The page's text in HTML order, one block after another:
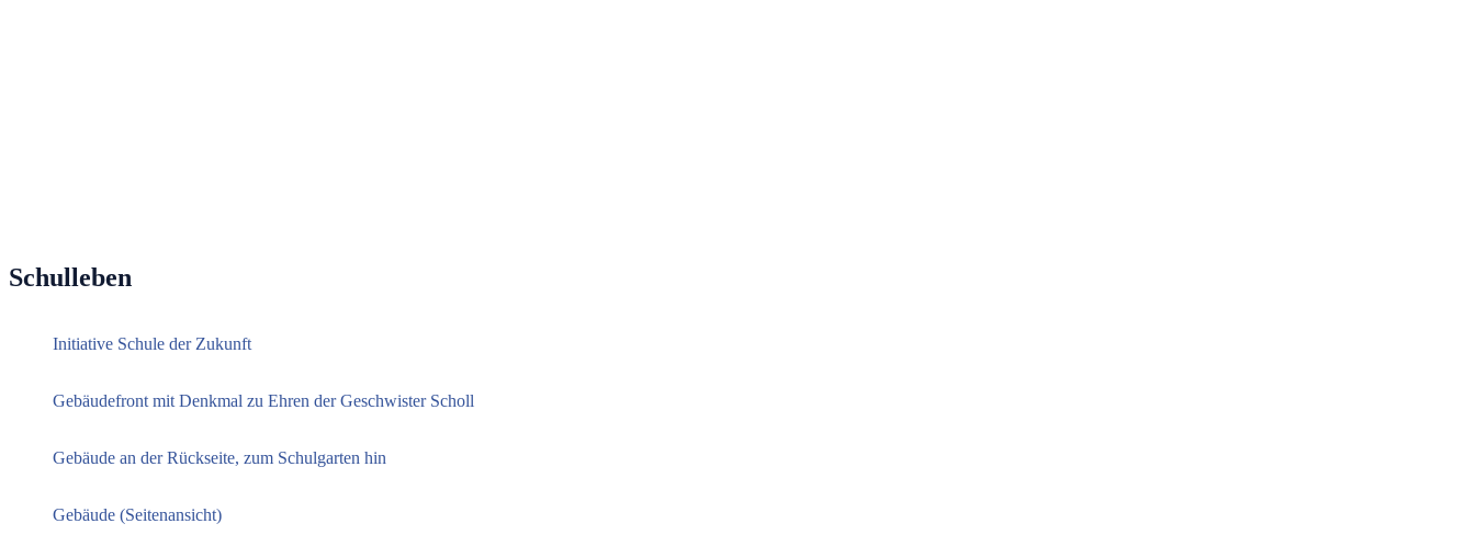
Schulleben
Initiative Schule der Zukunft
Gebäudefront mit Denkmal zu Ehren der Geschwister Scholl
Gebäude an der Rückseite, zum Schulgarten hin
Gebäude (Seitenansicht)